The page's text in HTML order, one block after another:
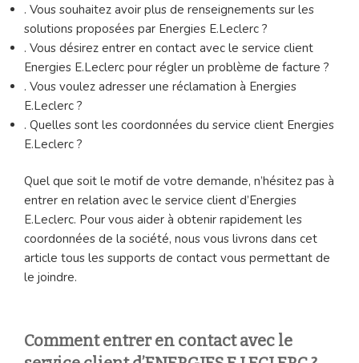
. Vous souhaitez avoir plus de renseignements sur les
solutions proposées par Energies E.Leclerc ?
. Vous désirez entrer en contact avec le service client
Energies E.Leclerc pour régler un problème de facture ?
. Vous voulez adresser une réclamation à Energies
E.Leclerc ?
. Quelles sont les coordonnées du service client Energies
E.Leclerc ?
Quel que soit le motif de votre demande, n’hésitez pas à
entrer en relation avec le service client d’Energies
E.Leclerc. Pour vous aider à obtenir rapidement les
coordonnées de la société, nous vous livrons dans cet
article tous les supports de contact vous permettant de
le joindre.
Comment entrer en contact avec le